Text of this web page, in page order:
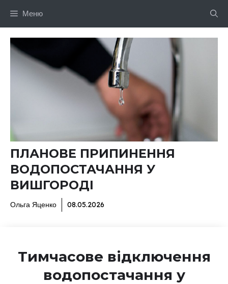
Меню
ПЛАНОВЕ ПРИПИНЕННЯ
ВОДОПОСТАЧАННЯ У
ВИШГОРОДІ
Ольга Яценко 08.05.2026
Тимчасове відключення
водопостачання у